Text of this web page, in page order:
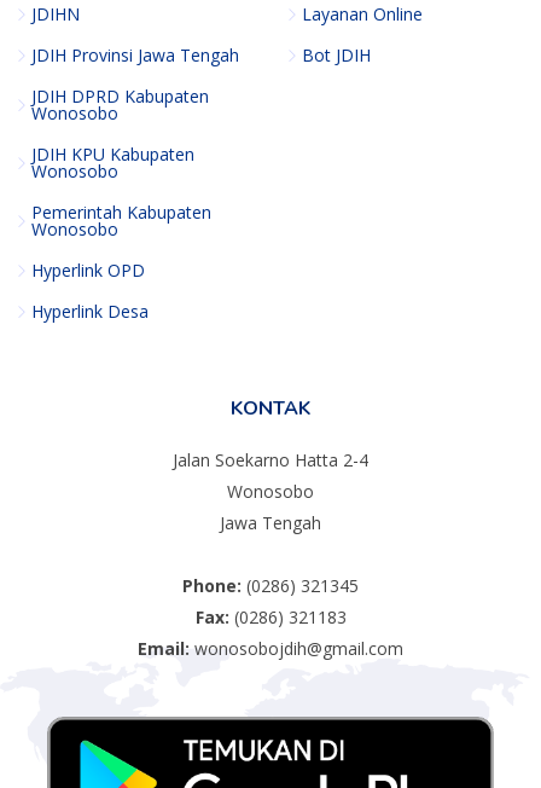
JDIHN
JDIH Provinsi Jawa Tengah
JDIH DPRD Kabupaten
Wonosobo
JDIH KPU Kabupaten
Wonosobo
Pemerintah Kabupaten
Wonosobo
Hyperlink OPD
Hyperlink Desa
Layanan Online
Bot JDIH
KONTAK
Jalan Soekarno Hatta 2-4
Wonosobo
Jawa Tengah
Phone: (0286) 321345
Fax: (0286) 321183
Email: wonosobojdih@gmail.com